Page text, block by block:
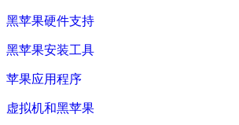
黑苹果硬件支持
黑苹果安装工具
苹果应用程序
虚拟机和黑苹果